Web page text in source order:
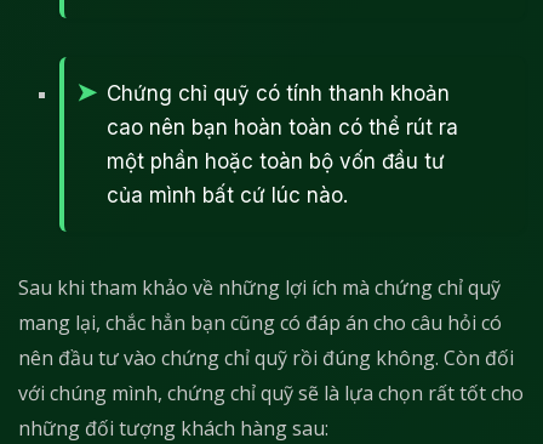
Chứng chỉ quỹ có tính thanh khoản
cao nên bạn hoàn toàn có thể rút ra
một phần hoặc toàn bộ vốn đầu tư
của mình bất cứ lúc nào.
Sau khi tham khảo về những lợi ích mà chứng chỉ quỹ
mang lại, chắc hẳn bạn cũng có đáp án cho câu hỏi có
nên đầu tư vào chứng chỉ quỹ rồi đúng không. Còn đối
với chúng mình, chứng chỉ quỹ sẽ là lựa chọn rất tốt cho
những đối tượng khách hàng sau: